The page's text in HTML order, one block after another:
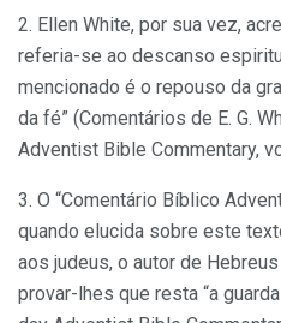
2. Ellen White, por sua vez,
referia-se ao descanso
mencionado é o repouso da
da fé” (Comentários de E. G.
Adventist Bible Commentary,
3. O “Comentário Bíblico
quando elucida sobre este
aos judeus, o autor de
provar-lhes que resta “a